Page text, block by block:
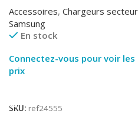
Packaging Original
Accessoires, Chargeurs secteur
Samsung
En stock
Connectez-vous pour voir les
prix
SKU: ref24555